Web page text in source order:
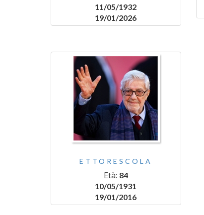
11/05/1932
19/01/2026
ETTORESCOLA
Età: 84
10/05/1931
19/01/2016